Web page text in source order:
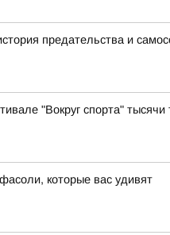
предательства и
"Вокруг спорта" тысячи
которые вас удивят